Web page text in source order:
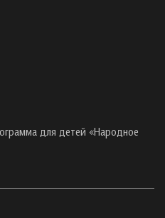
для детей «Народное